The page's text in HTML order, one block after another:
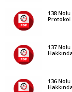
138
Protokol
137
136